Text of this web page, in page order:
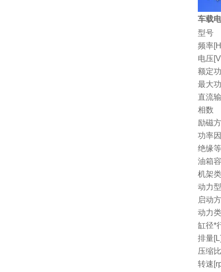
车载
型号
频率
电压
额定
最大
直流
相数
励磁
功率
绝缘
油箱
机架
动力
启动
动力
缸径*
排量
压缩比
转速